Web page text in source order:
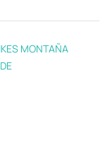
MONTAÑA